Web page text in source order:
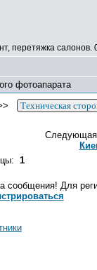
перетяжка салонов.
фотоапарата
Техническая
1
сообщения! Для